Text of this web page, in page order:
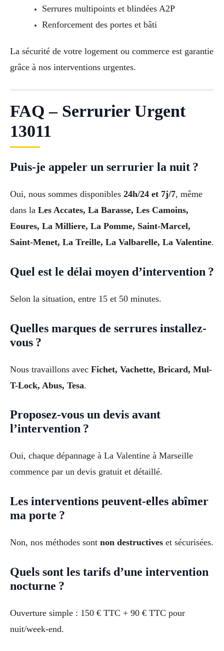
Serrures multipoints et blindées A2P
Renforcement des portes et bâti
La sécurité de votre logement ou commerce est garantie
grâce à nos interventions urgentes.
FAQ – Serrurier Urgent
13011
Puis-je appeler un serrurier la nuit ?
Oui, nous sommes disponibles 24h/24 et 7j/7, même
dans la Les Accates, La Barasse, Les Camoins,
Eoures, La Milliere, La Pomme, Saint-Marcel,
Saint-Menet, La Treille, La Valbarelle, La Valentine.
Quel est le délai moyen d’intervention ?
Selon la situation, entre 15 et 50 minutes.
Quelles marques de serrures installez-
vous ?
Nous travaillons avec Fichet, Vachette, Bricard, Mul-
T-Lock, Abus, Tesa.
Proposez-vous un devis avant
l’intervention ?
Oui, chaque dépannage à La Valentine à Marseille
commence par un devis gratuit et détaillé.
Les interventions peuvent-elles abîmer
ma porte ?
Non, nos méthodes sont non destructives et sécurisées.
Quels sont les tarifs d’une intervention
nocturne ?
Ouverture simple : 150 € TTC + 90 € TTC pour
nuit/week-end.